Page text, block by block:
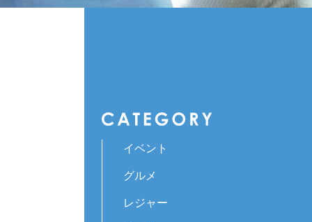
イベント
グルメ
レジャー